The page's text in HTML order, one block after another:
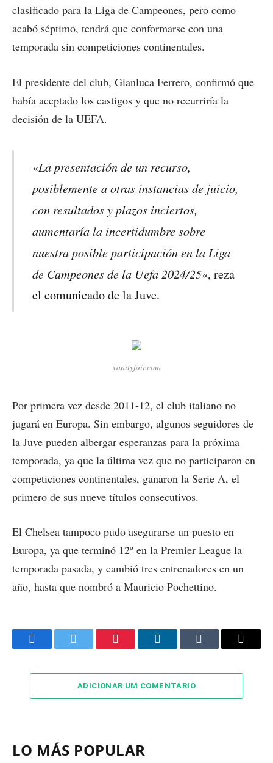
clasificado para la Liga de Campeones, pero como
acabó séptimo, tendrá que conformarse con una
temporada sin competiciones continentales.
El presidente del club, Gianluca Ferrero, confirmó que
había aceptado los castigos y que no recurriría la
decisión de la UEFA.
«La presentación de un recurso,
posiblemente a otras instancias de juicio,
con resultados y plazos inciertos,
aumentaría la incertidumbre sobre
nuestra posible participación en la Liga
de Campeones de la Uefa 2024/25«, reza
el comunicado de la Juve.
vanityfair.com
Por primera vez desde 2011-12, el club italiano no
jugará en Europa. Sin embargo, algunos seguidores de
la Juve pueden albergar esperanzas para la próxima
temporada, ya que la última vez que no participaron en
competiciones continentales, ganaron la Serie A, el
primero de sus nueve títulos consecutivos.
El Chelsea tampoco pudo asegurarse un puesto en
Europa, ya que terminó 12º en la Premier League la
temporada pasada, y cambió tres entrenadores en un
año, hasta que nombró a Mauricio Pochettino.
FacebookTwitter Pinterest LinkedInTumblr Email
ADICIONAR UM COMENTÁRIO
LO MÁS POPULAR